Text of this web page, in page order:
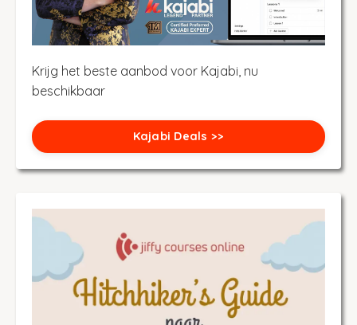
Krijg het beste aanbod voor Kajabi, nu
beschikbaar
Kajabi Deals >>